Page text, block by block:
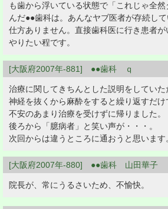
も歯から浮いている状態で「これじゃ全
んだ●●歯科は。あんなヤブ医者が存続し
仕方ありません。直接歯科医に行き患者
やりたい程です。
[大阪府2007年-881] ●●歯科 ｑ
治療に関してきちんとした説明をしていた
神経を抜くから麻酔をすると繰り返すだけ
不安のあまり治療を受けずに帰りました。
後ろから「臆病者」と笑い声が・・・。
次回からは違うところに通おうと思います
[大阪府2007年-880] ●●歯科 山田華子
院長が、常にうるさいため、不愉快。